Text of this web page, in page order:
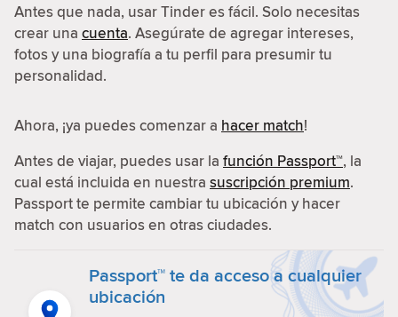
Antes que nada, usar Tinder es fácil. Solo necesitas
crear una cuenta. Asegúrate de agregar intereses,
fotos y una biografía a tu perfil para presumir tu
personalidad.
Ahora, ¡ya puedes comenzar a hacer match!
Antes de viajar, puedes usar la función Passport™, la
cual está incluida en nuestra suscripción premium.
Passport te permite cambiar tu ubicación y hacer
match con usuarios en otras ciudades.
Passport™ te da acceso a cualquier
ubicación